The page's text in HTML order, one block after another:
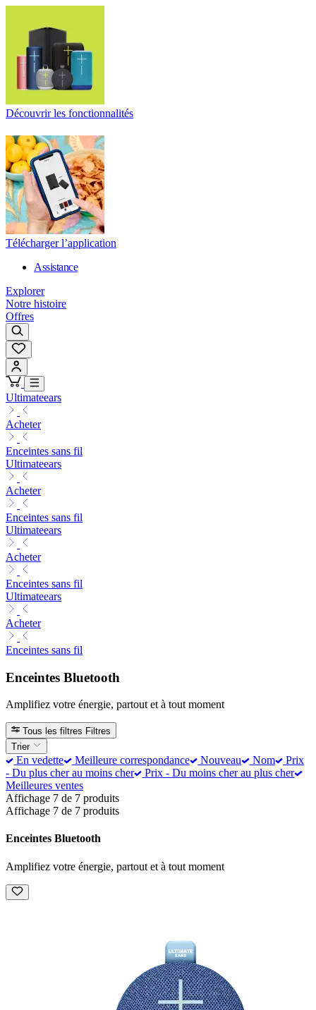
Découvrir les fonctionnalités
Télécharger l’application
Assistance
Explorer
Notre histoire
Offres
Ultimateears
Acheter
Enceintes sans fil
Ultimateears
Acheter
Enceintes sans fil
Ultimateears
Acheter
Enceintes sans fil
Ultimateears
Acheter
Enceintes sans fil
Enceintes Bluetooth
Amplifiez votre énergie, partout et à tout moment
Tous les filtres Filtres
Trier
En vedette Meilleure correspondance Nouveau Nom
Prix
- Du plus cher au moins cher
Prix - Du moins cher au plus cher
Meilleures ventes
Affichage 7 de 7 produits
Affichage 7 de 7 produits
Enceintes Bluetooth
Amplifiez votre énergie, partout et à tout moment